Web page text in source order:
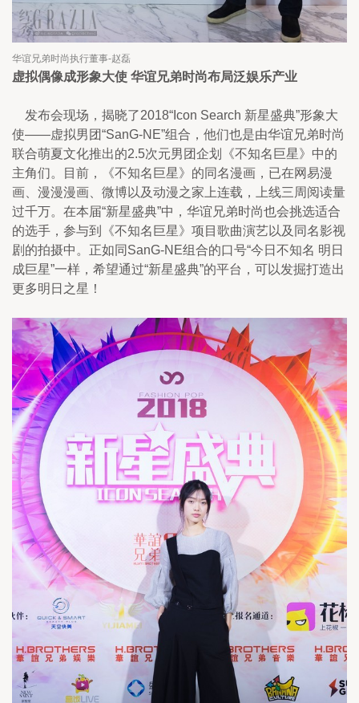
华谊兄弟时尚执行董事-赵磊
虚拟偶像成形象大使 华谊兄弟时尚布局泛娱乐产业
发布会现场，揭晓了2018“Icon Search 新星盛典”形象大
使——虚拟男团“SanG-NE”组合，他们也是由华谊兄弟时尚
联合萌夏文化推出的2.5次元男团企划《不知名巨星》中的
主角们。目前，《不知名巨星》的同名漫画，已在网易漫
画、漫漫漫画、微博以及动漫之家上连载，上线三周阅读量
过千万。在本届“新星盛典”中，华谊兄弟时尚也会挑选适合
的选手，参与到《不知名巨星》项目歌曲演艺以及同名影视
剧的拍摄中。正如同SanG-NE组合的口号“今日不知名 明日
成巨星”一样，希望通过“新星盛典”的平台，可以发掘打造出
更多明日之星！